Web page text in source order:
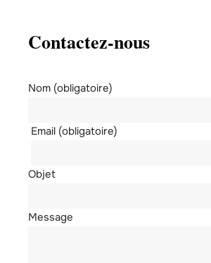
Contactez-nous
Nom (obligatoire)
Email (obligatoire)
Objet
Message